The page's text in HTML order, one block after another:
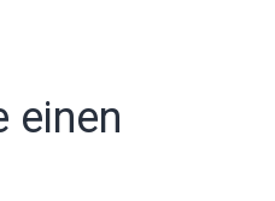
einen